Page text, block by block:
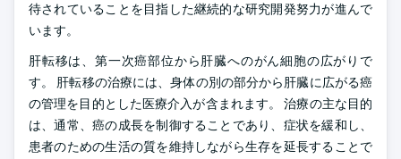
待されていることを目指した継続的な研究開発努力が進んで
います。
肝転移は、第一次癌部位から肝臓へのがん細胞の広がりで
す。 肝転移の治療には、身体の別の部分から肝臓に広がる癌
の管理を目的とした医療介入が含まれます。 治療の主な目的
は、通常、癌の成長を制御することであり、症状を緩和し、
患者のための生活の質を維持しながら生存を延長することで